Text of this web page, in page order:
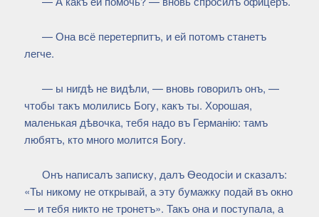
— Она всё перетерпитъ, и ей потомъ станетъ
легче.
— ы нигдѣ не видѣли, — вновь говорилъ онъ, —
чтобы такъ молились Богу, какъ ты. Хорошая,
маленькая дѣвочка, тебя надо въ Германію: тамъ
любятъ, кто много молится Богу.
Онъ написалъ записку, далъ Ѳеодосіи и сказалъ:
«Ты никому не открывай, а эту бумажку подай въ окно
— и тебя никто не тронетъ». Такъ она и поступала, а